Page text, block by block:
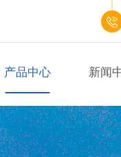
产品中心 新闻